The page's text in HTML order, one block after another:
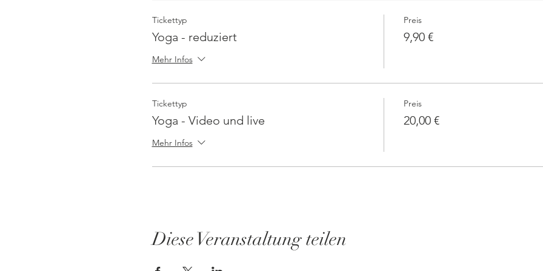
Tickettyp
Yoga - reduziert
Mehr Infos
Preis
9,90 €
Tickettyp
Yoga - Video und live
Mehr Infos
Preis
20,00 €
Diese Veranstaltung teilen